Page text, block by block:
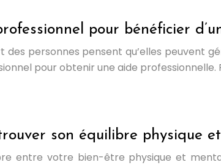
pour bénéficier
des personnes pensent qu’elles peuvent
pour obtenir une aide
son équilibre physique
entre votre bien-être physique et